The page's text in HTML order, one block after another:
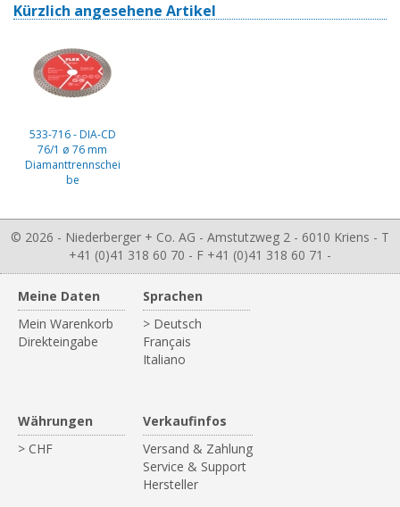
Kürzlich angesehene Artikel
533-716 - DIA-CD
76/1 ø 76 mm
Diamanttrennschei
be
© 2026 - Niederberger + Co. AG - Amstutzweg 2 - 6010 Kriens - T
+41 (0)41 318 60 70 - F +41 (0)41 318 60 71 -
Meine Daten
Mein Warenkorb
Direkteingabe
Sprachen
> Deutsch
Français
Italiano
Währungen
> CHF
Verkaufinfos
Versand & Zahlung
Service & Support
Hersteller